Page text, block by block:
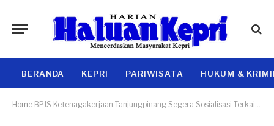
BERANDA KEPRI PARIWISATA HUKUM &
Home BPJS Ketenagakerjaan Tanjungpinang Segera Sosialisasi Terkait JHT